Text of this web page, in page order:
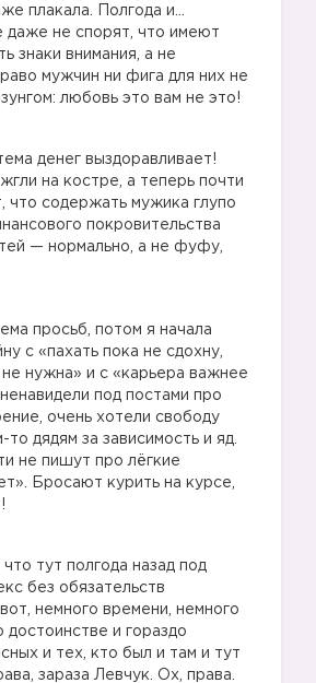
плакала. Полгода и…
не спорят, что имеют
знаки внимания, а не
мужчин ни фига для них не
любовь это вам не это!
денег выздоравливает!
на костре, а теперь почти
что содержать мужика глупо
покровительства
— нормально, а не фуфу,
просьб, потом я начала
с «пахать пока не сдохну,
нужна» и с «карьера важнее
под постами про
очень хотели свободу
то дядям за зависимость и яд.
не пишут про лёгкие
Бросают курить на курсе,
тут полгода назад под
без обязательств
немного времени, немного
и гораздо
и тех, кто был и там и тут
зараза Левчук. Ох, права.